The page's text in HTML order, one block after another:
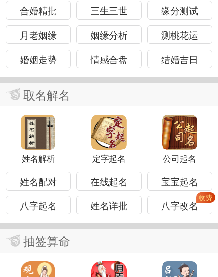
合婚精批
三生三世
缘分测试
月老姻缘
姻缘分析
测桃花运
婚姻走势
情感合盘 结婚吉日
取名解名
姓名解析 定字起名 公司起名
姓名配对 在线起名
宝宝起名
八字起名
姓名详批 八字改名
抽签算命